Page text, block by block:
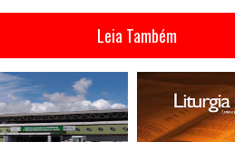
Leia Também